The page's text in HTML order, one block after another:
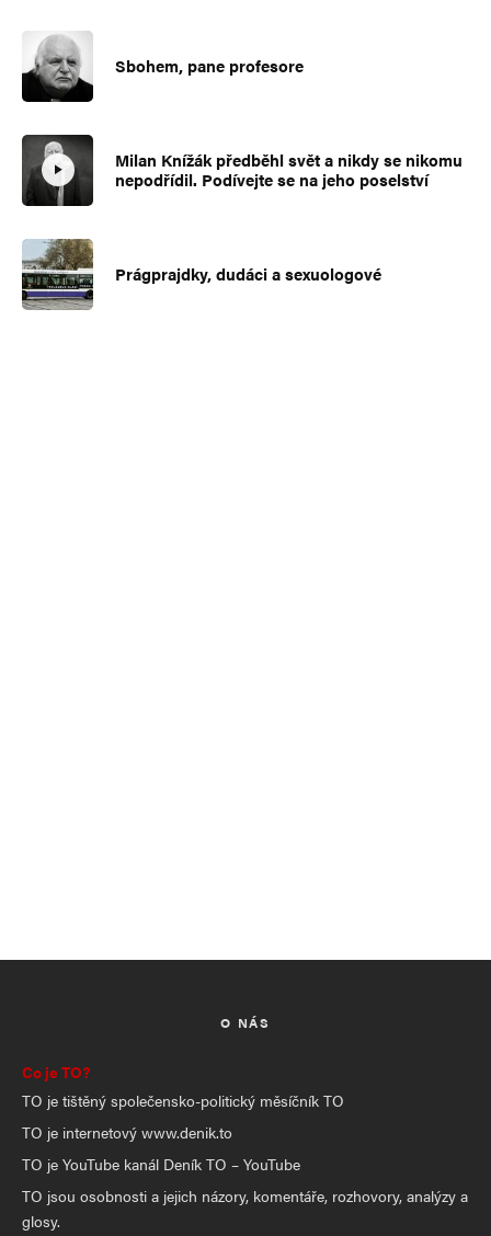
Sbohem, pane profesore
Milan Knížák předběhl svět a nikdy se nikomu
nepodřídil. Podívejte se na jeho poselství
Prágprajdky, dudáci a sexuologové
O NÁS
Co je TO?
TO je tištěný společensko-politický měsíčník TO
TO je internetový www.denik.to
TO je YouTube kanál Deník TO – YouTube
TO jsou osobnosti a jejich názory, komentáře, rozhovory, analýzy a
glosy.